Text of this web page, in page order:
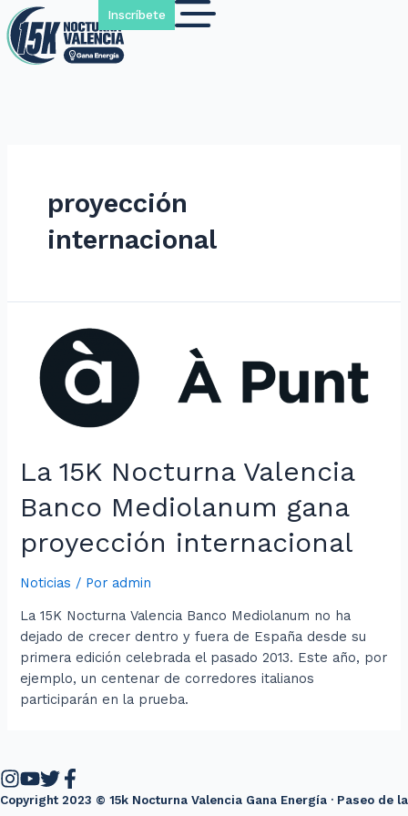
Inscríbete
proyección
internacional
La 15K Nocturna Valencia
Banco Mediolanum gana
proyección internacional
Noticias / Por admin
La 15K Nocturna Valencia Banco Mediolanum no ha
dejado de crecer dentro y fuera de España desde su
primera edición celebrada el pasado 2013. Este año, por
ejemplo, un centenar de corredores italianos
participarán en la prueba.
Copyright 2023 © 15k Nocturna Valencia Gana Energía · Paseo de la